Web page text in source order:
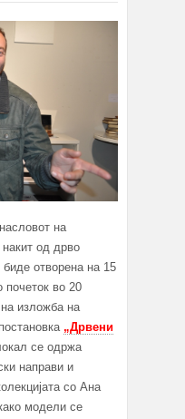
на
накит од дрво
отворена на 15
почеток во 20
изложба на
„Дрвени
се одржа
направи и
со Ана
модели се